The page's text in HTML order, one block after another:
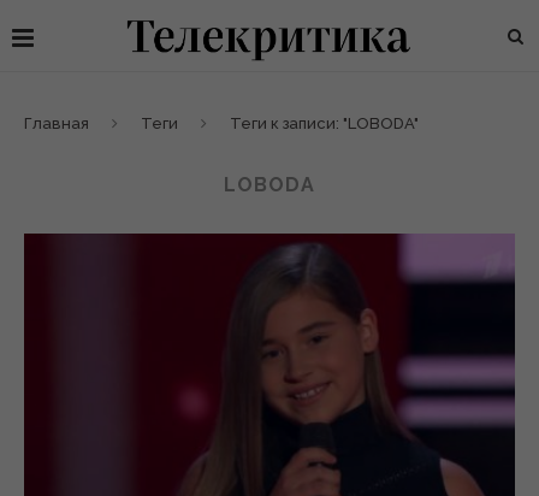
Главная Теги Теги к записи: "LOBODA"
LOBODA